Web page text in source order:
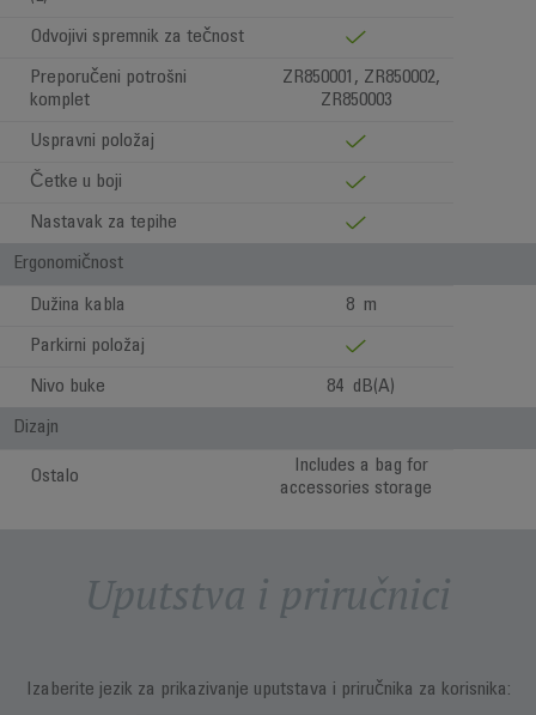
Odvojivi spremnik za tečnost
Preporučeni potrošni
komplet
ZR850001, ZR850002,
ZR850003
Uspravni položaj
Četke u boji
Nastavak za tepihe
Ergonomičnost
Dužina kabla 8 m
Parkirni položaj
Nivo buke 84 dB(A)
Dizajn
Ostalo
Includes a bag for
accessories storage
Uputstva i priručnici
Izaberite jezik za prikazivanje uputstava i priručnika za korisnika: